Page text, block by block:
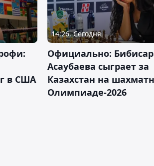
в США
14:26, Сегодня
Официально:
Асаубаева сыграет за
Казахстан на
Олимпиаде-2026